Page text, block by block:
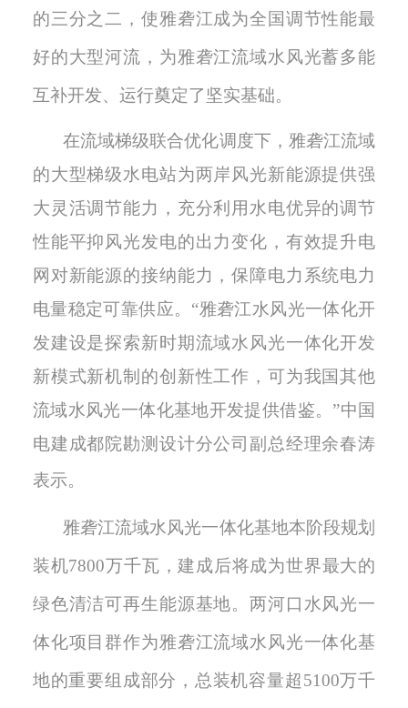
的三分之二，使雅砻江成为全国调节性能最
好的大型河流，为雅砻江流域水风光蓄多能
互补开发、运行奠定了坚实基础。
在流域梯级联合优化调度下，雅砻江流域
的大型梯级水电站为两岸风光新能源提供强
大灵活调节能力，充分利用水电优异的调节
性能平抑风光发电的出力变化，有效提升电
网对新能源的接纳能力，保障电力系统电力
电量稳定可靠供应。 “雅砻江水风光一体化开
发建设是探索新时期流域水风光一体化开发
新模式新机制的创新性工作，可为我国其他
流域水风光一体化基地开发提供借鉴。”中国
电建成都院勘测设计分公司副总经理余春涛
表示。
雅砻江流域水风光一体化基地本阶段规划
装机7800万千瓦，建成后将成为世界最大的
绿色清洁可再生能源基地。两河口水风光一
体化项目群作为雅砻江流域水风光一体化基
地的重要组成部分，总装机容量超5100万千